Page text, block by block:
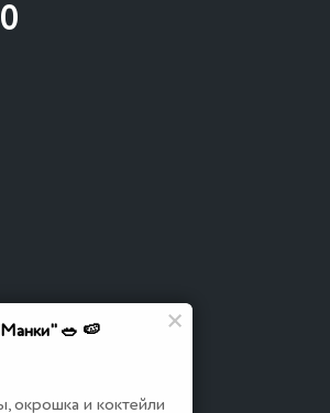
🥗 🍉
окрошка и коктейли